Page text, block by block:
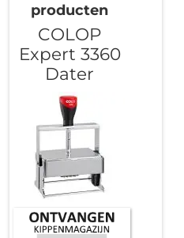
producten
COLOP
Expert 3360
Dater